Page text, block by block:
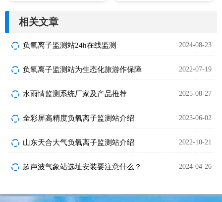
相关文章
负氧离子监测站24h在线监测 2024-08-23
负氧离子监测站为生态化旅游作保障 2022-07-19
水雨情监测系统厂家及产品推荐 2025-08-27
全彩屏高精度负氧离子监测站介绍 2023-06-02
山东天合大气负氧离子监测站介绍 2022-10-21
超声波气象站选址安装要注意什么？ 2024-04-26